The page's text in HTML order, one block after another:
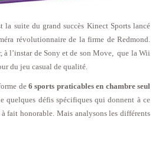
la suite du grand succès Kinect Sports lancé
révolutionnaire de la firme de Redmond.
à l’instar de Sony et de son Move, que la Wii
du jeu casual de qualité.
de6 sports praticables en chambre seul
quelques défis spécifiques qui donnent à ce
fait honorable. Mais analysons les différents